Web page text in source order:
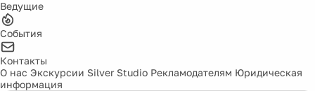
Ведущие
События
Контакты
О нас Экскурсии Silver Studio Рекламодателям Юридическая
информация